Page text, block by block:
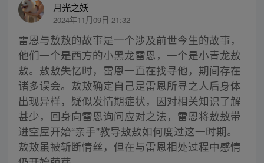
月光之妖
2024年11月09日 21:32
雷恩与敖敖的故事是一个涉及前世今生的故事，
他们一个是西方的小黑龙雷恩，一个是小青龙敖
敖。敖敖失忆时，雷恩一直在找寻他，期间存在
诸多误会。敖敖确定自己是雷恩所寻之人后身体
出现异样，疑似发情期症状，因对相关知识了解
甚少，回身向雷恩询问应对之法，雷恩将敖敖带
进空屋开始“亲手”教导敖敖如何度过这一时期。
敖敖虽被斩断情丝，但在与雷恩相处过程中感情